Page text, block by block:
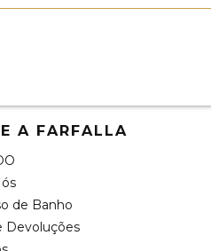
A FARFALLA
de Banho
Devoluções